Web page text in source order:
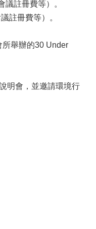
註冊費等）。
註冊費等）。
舉辦的30 Under
明會，並邀請環境行